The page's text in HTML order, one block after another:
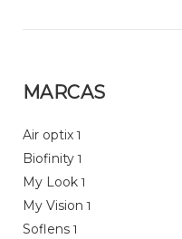
MARCAS
Air optix 1
Biofinity 1
My Look 1
My Vision 1
Soflens 1